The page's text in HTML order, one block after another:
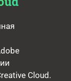
Cloud.